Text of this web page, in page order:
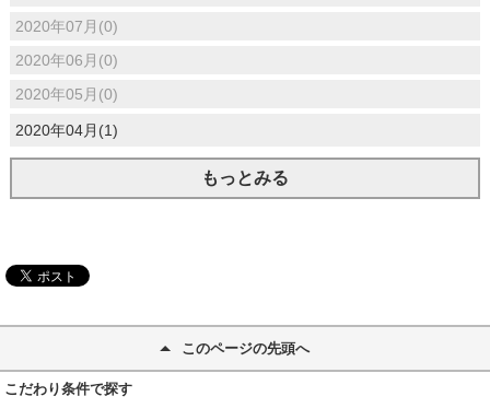
2020年07月(0)
2020年06月(0)
2020年05月(0)
2020年04月(1)
もっとみる
このページの先頭へ
こだわり条件で探す